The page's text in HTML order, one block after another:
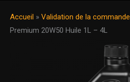
Accueil » Validation de la commande
Premium 20W50 Huile 1L – 4L
Plage
de